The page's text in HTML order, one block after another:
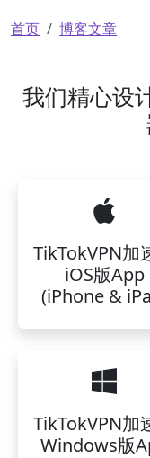
面包屑
首页 博客文章
我们精心设
TikTokVPN加
iOS版App
(iPhone &
TikTokVPN加
Windows版